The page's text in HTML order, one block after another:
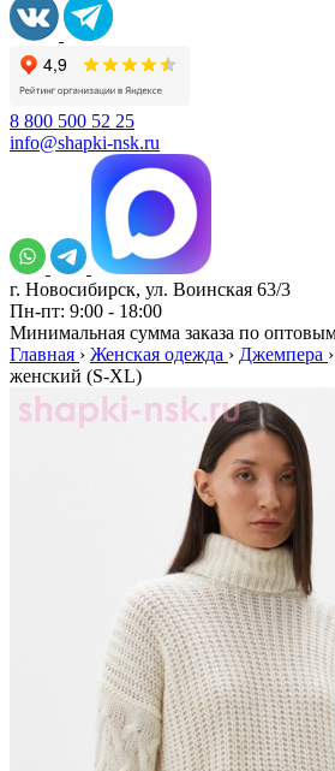
8 800 500 52 25
info@shapki-nsk.ru
г. Новосибирск, ул. Воинская 63/3
Пн-пт: 9:00 - 18:00
Минимальная сумма заказа по
Главная › Женская одежда › Джемпера ›
женский (S-XL)